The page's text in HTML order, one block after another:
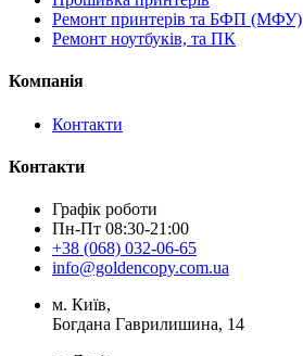
Ремонт принтерів та БФП (МФУ)
Ремонт ноутбуків, та ПК
Компанія
Контакти
Контакти
Графік роботи
Пн-Пт 08:30-21:00
+38 (068) 032-06-65
info@goldencopy.com.ua
м. Київ,
Богдана Гаврилишина, 14